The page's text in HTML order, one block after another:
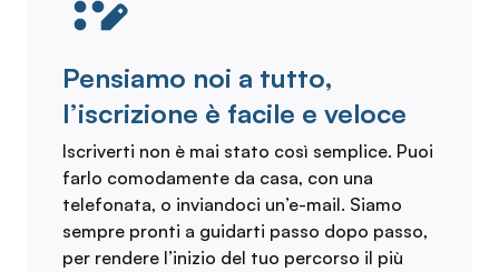
Pensiamo noi a tutto,
l’iscrizione è facile e veloce
Iscriverti non è mai stato così semplice. Puoi
farlo comodamente da casa, con una
telefonata, o inviandoci un’e-mail. Siamo
sempre pronti a guidarti passo dopo passo,
per rendere l’inizio del tuo percorso il più